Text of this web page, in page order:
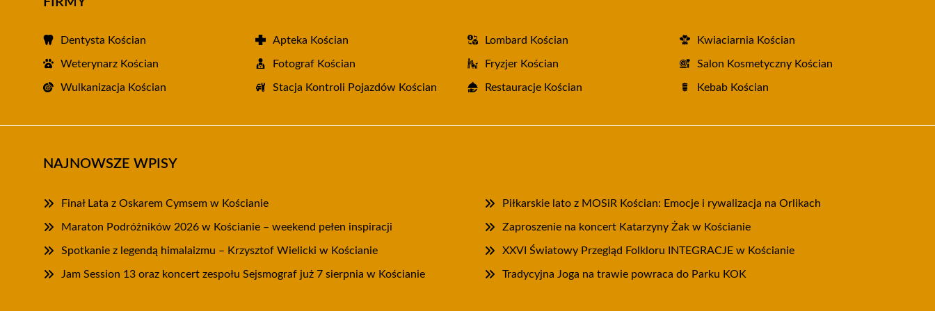
Dentysta Kościan Apteka Kościan Lombard Kościan Kwiaciarnia Kościan
Weterynarz Kościan Fotograf Kościan Fryzjer Kościan Salon Kosmetyczny Kościan
Wulkanizacja Kościan Stacja Kontroli Pojazdów Kościan Restauracje Kościan Kebab Kościan
NAJNOWSZE WPISY
Finał Lata z Oskarem Cymsem w Kościanie Piłkarskie lato z MOSiR Kościan: Emocje i rywalizacja na Orlikach
Maraton Podróżników 2026 w Kościanie – weekend pełen inspiracji Zaproszenie na koncert Katarzyny Żak w Kościanie
Spotkanie z legendą himalaizmu – Krzysztof Wielicki w Kościanie XXVI Światowy Przegląd Folkloru INTEGRACJE w Kościanie
Jam Session 13 oraz koncert zespołu Sejsmograf już 7 sierpnia w Kościanie Tradycyjna Joga na trawie powraca do Parku KOK